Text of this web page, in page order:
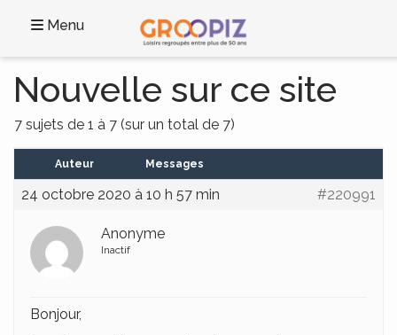
Menu
Nouvelle sur ce site
7 sujets de 1 à 7 (sur un total de 7)
Auteur Messages
24 octobre 2020 à 10 h 57 min #220991
Anonyme
Inactif
Bonjour,